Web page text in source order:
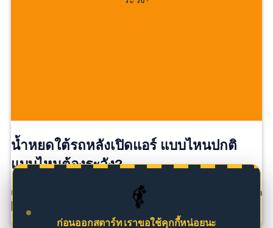
🚗
ก่อนออกสตาร์ท เราขอใช้คุกกี้หน่อยนะ
น้ำหยดใต้รถหลังเปิดแอร์ แบบไหนปกติ
แบบไหนต้องระวัง?
เคยไหม? จอดรถหลังขับเสร็จ แล้วสังเกตเห็น มีน้ำหยดอยู่ใต